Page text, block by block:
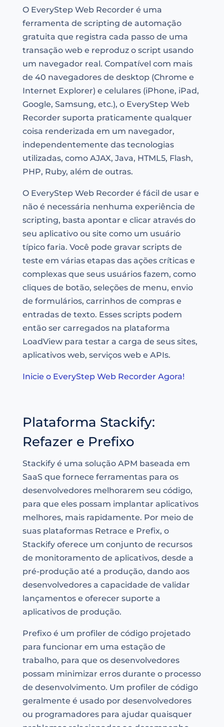
O EveryStep Web Recorder é uma
ferramenta de scripting de automação
gratuita que registra cada passo de uma
transação web e reproduz o script usando
um navegador real. Compatível com mais
de 40 navegadores de desktop (Chrome e
Internet Explorer) e celulares (iPhone, iPad,
Google, Samsung, etc.), o EveryStep Web
Recorder suporta praticamente qualquer
coisa renderizada em um navegador,
independentemente das tecnologias
utilizadas, como AJAX, Java, HTML5, Flash,
PHP, Ruby, além de outras.
O EveryStep Web Recorder é fácil de usar e
não é necessária nenhuma experiência de
scripting, basta apontar e clicar através do
seu aplicativo ou site como um usuário
típico faria. Você pode gravar scripts de
teste em várias etapas das ações críticas e
complexas que seus usuários fazem, como
cliques de botão, seleções de menu, envio
de formulários, carrinhos de compras e
entradas de texto. Esses scripts podem
então ser carregados na plataforma
LoadView para testar a carga de seus sites,
aplicativos web, serviços web e APIs.
Inicie o EveryStep Web Recorder Agora!
Plataforma Stackify:
Refazer e Prefixo
Stackify é uma solução APM baseada em
SaaS que fornece ferramentas para os
desenvolvedores melhorarem seu código,
para que eles possam implantar aplicativos
melhores, mais rapidamente. Por meio de
suas plataformas Retrace e Prefix, o
Stackify oferece um conjunto de recursos
de monitoramento de aplicativos, desde a
pré-produção até a produção, dando aos
desenvolvedores a capacidade de validar
lançamentos e oferecer suporte a
aplicativos de produção.
Prefixo é um profiler de código projetado
para funcionar em uma estação de
trabalho, para que os desenvolvedores
possam minimizar erros durante o processo
de desenvolvimento. Um profiler de código
geralmente é usado por desenvolvedores
ou programadores para ajudar quaisquer